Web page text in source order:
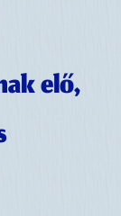
elő,